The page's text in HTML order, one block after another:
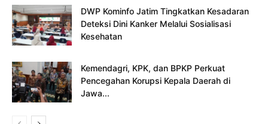
DWP Kominfo Jatim Tingkatkan Kesadaran
Deteksi Dini Kanker Melalui Sosialisasi
Kesehatan
Kemendagri, KPK, dan BPKP Perkuat
Pencegahan Korupsi Kepala Daerah di
Jawa...